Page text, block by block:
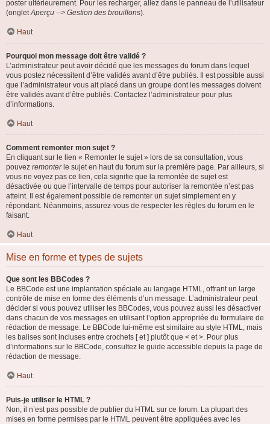
poster ultérieurement. Pour les recharger, allez dans le panneau de l’utilisateur
(ongletAperçu --> Gestion des brouillons).
Haut
Pourquoi mon message doit être validé ?
L’administrateur peut avoir décidé que les messages du forum dans lequel
vous postez nécessitent d’être validés avant d’être publiés. Il est possible aussi
que l’administrateur vous ait placé dans un groupe dont les messages doivent
être validés avant d’être publiés. Contactez l’administrateur pour plus
d’informations.
Haut
Comment remonter mon sujet ?
En cliquant sur le lien « Remonter le sujet » lors de sa consultation, vous
pouvez remonterle sujet en haut du forum sur la première page. Par ailleurs, si
vous ne voyez pas ce lien, cela signifie que la remontée de sujet est
désactivée ou que l’intervalle de temps pour autoriser la remontée n’est pas
atteint. Il est également possible de remonter un sujet simplement en y
répondant. Néanmoins, assurez-vous de respecter les règles du forum en le
faisant.
Haut
Mise en forme et types de sujets
Que sont les BBCodes ?
Le BBCode est une implantation spéciale au langage HTML, offrant un large
contrôle de mise en forme des éléments d’un message. L’administrateur peut
décider si vous pouvez utiliser les BBCodes, vous pouvez aussi les désactiver
dans chacun de vos messages en utilisant l’option appropriée du formulaire de
rédaction de message. Le BBCode lui-même est similaire au style HTML, mais
les balises sont incluses entre crochets [ et ] plutôt que < et >. Pour plus
d’informations sur le BBCode, consultez le guide accessible depuis la page de
rédaction de message.
Haut
Puis-je utiliser le HTML ?
Non, il n’est pas possible de publier du HTML sur ce forum. La plupart des
mises en forme permises par le HTML peuvent être appliquées avec les